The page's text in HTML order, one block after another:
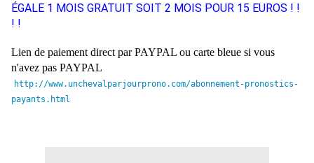
ÉGALE 1 MOIS GRATUIT SOIT 2 MOIS POUR 15 EUROS ! !
! !
Lien de paiement direct par PAYPAL ou carte bleue si vous
n'avez pas PAYPAL
http://www. unchevalparjourprono.com/abonnement-pronostics-
payants. html